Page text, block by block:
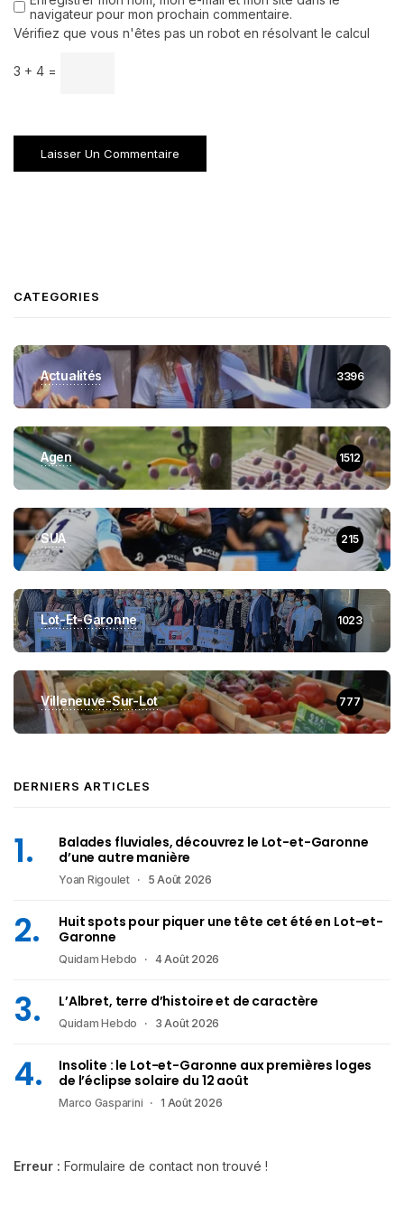
navigateur pour mon prochain commentaire.
Vérifiez que vous n'êtes pas un robot en résolvant le calcul
3 + 4 =
CATEGORIES
Actualités 3396
Agen 1512
SUA 215
Lot-Et-Garonne 1023
Villeneuve-Sur-Lot 777
DERNIERS ARTICLES
Balades fluviales, découvrez le Lot-et-Garonne
d’une autre manière
Yoan Rigoulet 5 Août 2026
Huit spots pour piquer une tête cet été en Lot-et-
Garonne
Quidam Hebdo 4 Août 2026
L’Albret, terre d’histoire et de caractère
Quidam Hebdo 3 Août 2026
Insolite : le Lot-et-Garonne aux premières loges
de l’éclipse solaire du 12 août
Marco Gasparini 1 Août 2026
Erreur : Formulaire de contact non trouvé !